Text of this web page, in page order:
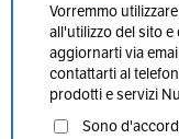
Vorremmo
all'utilizzo del sito
aggiornarti via
contattarti al
prodotti e servizi
Sono